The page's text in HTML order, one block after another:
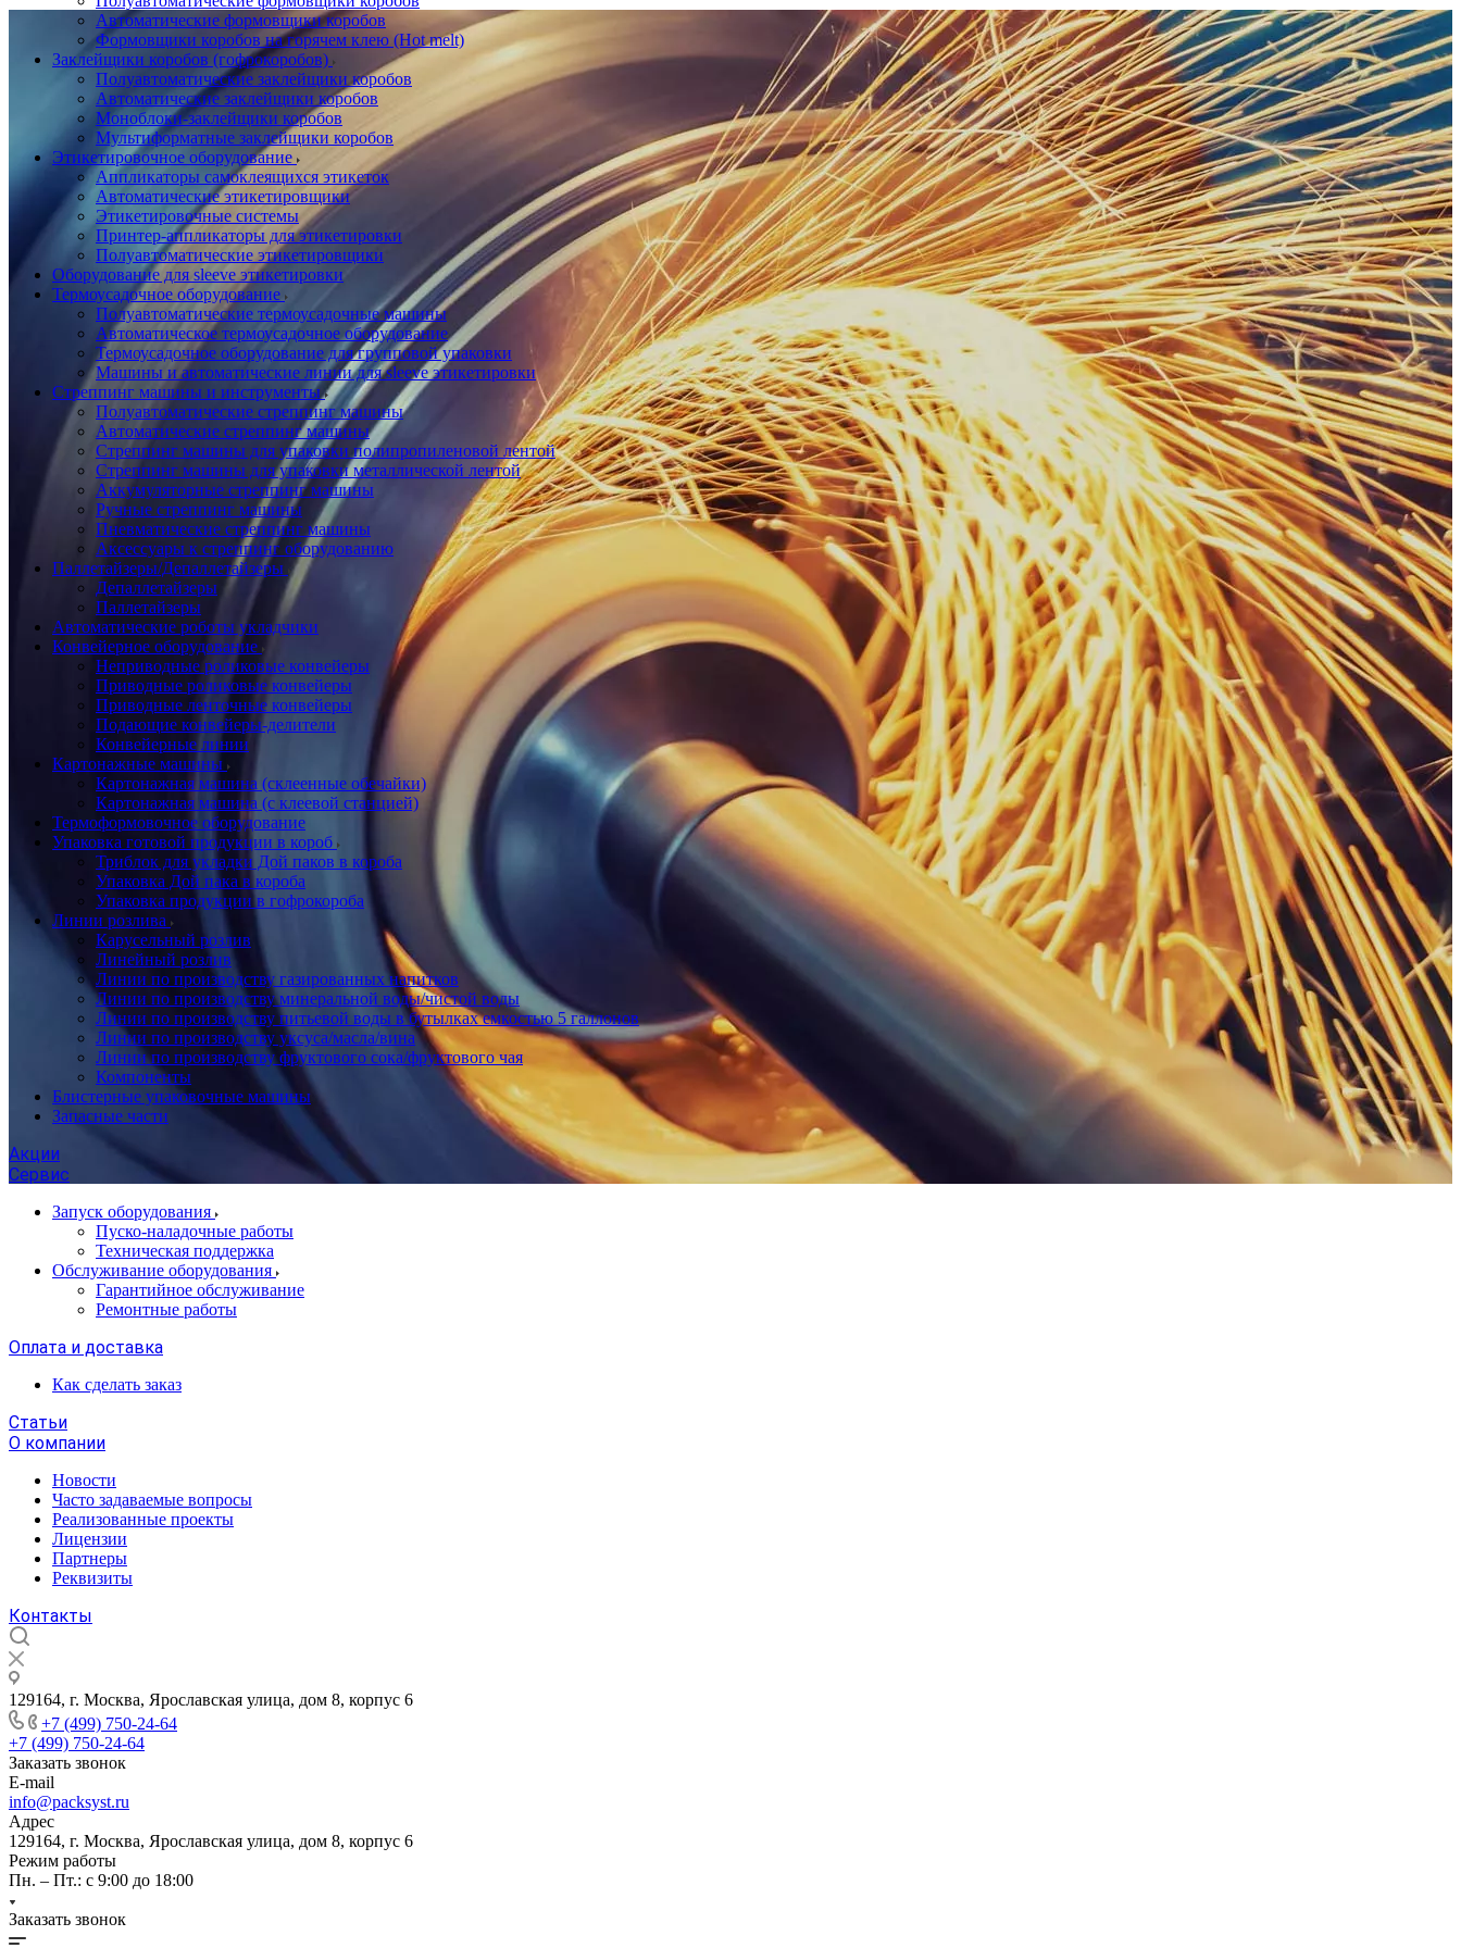
Автоматические формовщики коробов
Формовщики коробов на горячем клею (Hot melt)
Заклейщики коробов (гофрокоробов)
Полуавтоматические заклейщики коробов
Автоматические заклейщики коробов
Моноблоки-заклейщики коробов
Мультиформатные заклейщики коробов
Этикетировочное оборудование
Аппликаторы самоклеящихся этикеток
Автоматические этикетировщики
Этикетировочные системы
Принтер-аппликаторы для этикетировки
Полуавтоматические этикетировщики
Оборудование для sleeve этикетировки
Термоусадочное оборудование
Полуавтоматические термоусадочные машины
Автоматическое термоусадочное оборудование
Термоусадочное оборудование для групповой упаковки
Машины и автоматические линии для sleeve этикетировки
Стреппинг машины и инструменты
Полуавтоматические стреппинг машины
Автоматические стреппинг машины
Стреппинг машины для упаковки полипропиленовой лентой
Стреппинг машины для упаковки металлической лентой
Аккумуляторные стреппинг машины
Ручные стреппинг машины
Пневматические стреппинг машины
Аксессуары к стреппинг оборудованию
Паллетайзеры/Депаллетайзеры
Депаллетайзеры
Паллетайзеры
Автоматические роботы укладчики
Конвейерное оборудование
Неприводные роликовые конвейеры
Приводные роликовые конвейеры
Приводные ленточные конвейеры
Подающие конвейеры-делители
Конвейерные линии
Картонажные машины
Картонажная машина (склеенные обечайки)
Картонажная машина (с клеевой станцией)
Термоформовочное оборудование
Упаковка готовой продукции в короб
Триблок для укладки Дой паков в короба
Упаковка Дой пака в короба
Упаковка продукции в гофрокороба
Линии розлива
Карусельный розлив
Линейный розлив
Линии по производству газированных напитков
Линии по производству минеральной воды/чистой воды
Линии по производству питьевой воды в бутылках емкостью 5 галлонов
Линии по производству уксуса/масла/вина
Линии по производству фруктового сока/фруктового чая
Компоненты
Блистерные упаковочные машины
Запасные части
Акции
Сервис
Запуск оборудования
Пуско-наладочные работы
Техническая поддержка
Обслуживание оборудования
Гарантийное обслуживание
Ремонтные работы
Оплата и доставка
Как сделать заказ
Статьи
О компании
Новости
Часто задаваемые вопросы
Реализованные проекты
Лицензии
Партнеры
Реквизиты
Контакты
129164, г. Москва, Ярославская улица, дом 8, корпус 6
+7 (499) 750-24-64
+7 (499) 750-24-64
Заказать звонок
E-mail
info@packsyst.ru
Адрес
129164, г. Москва, Ярославская улица, дом 8, корпус 6
Режим работы
Пн. – Пт.: с 9:00 до 18:00
Заказать звонок